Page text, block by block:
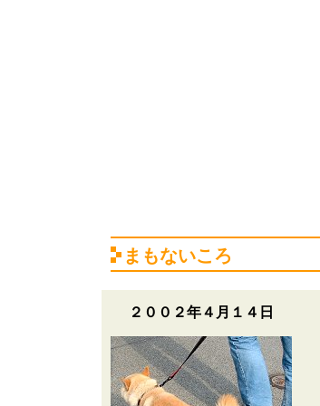
まもないころ
２００２年４月１４日